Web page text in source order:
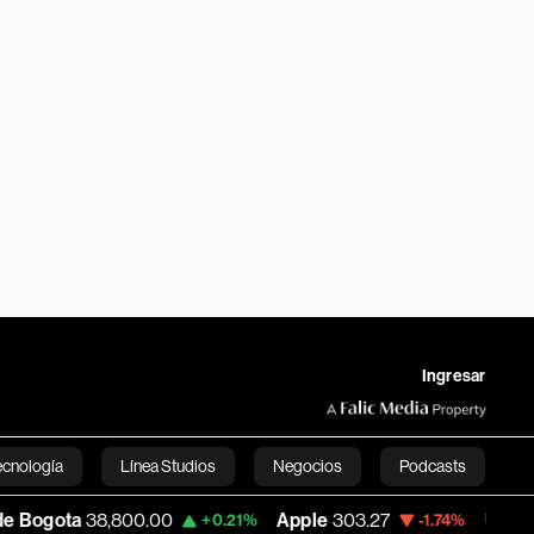
Ingresar
Línea Studios Negocios Podcasts
English+0.21% Apple 303.27 -1.74% USD COP 3,232.96